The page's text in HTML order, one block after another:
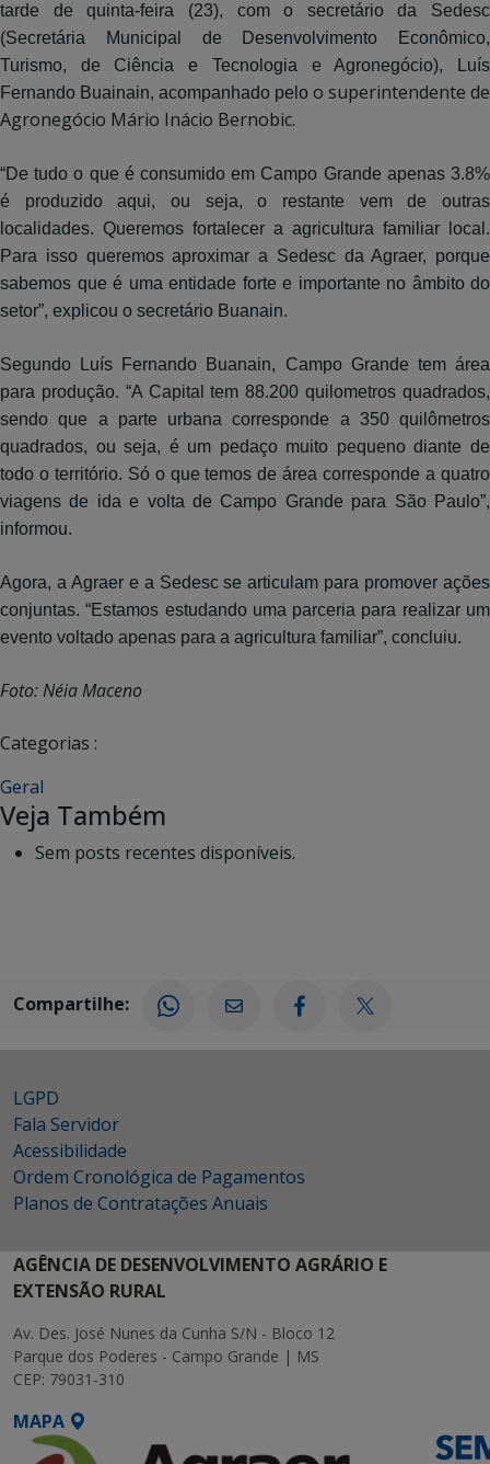
tarde de quinta-feira (23), com o secretário da Sedesc
(Secretária Municipal de Desenvolvimento Econômico,
Turismo, de Ciência e Tecnologia e Agronegócio), Luís
Fernando Buainain, acompanhado pelo o superintendente de
Agronegócio Mário Inácio Bernobic.
“De tudo o que é consumido em Campo Grande apenas 3.8%
é produzido aqui, ou seja, o restante vem de outras
localidades. Queremos fortalecer a agricultura familiar local.
Para isso queremos aproximar a Sedesc da Agraer, porque
sabemos que é uma entidade forte e importante no âmbito do
setor”, explicou o secretário Buanain.
Segundo Luís Fernando Buanain, Campo Grande tem área
para produção. “A Capital tem 88.200 quilometros quadrados,
sendo que a parte urbana corresponde a 350 quilômetros
quadrados, ou seja, é um pedaço muito pequeno diante de
todo o território. Só o que temos de área corresponde a quatro
viagens de ida e volta de Campo Grande para São Paulo”,
informou.
Agora, a Agraer e a Sedesc se articulam para promover ações
conjuntas. “Estamos estudando uma parceria para realizar um
evento voltado apenas para a agricultura familiar”, concluiu.
Foto: Néia Maceno
Categorias :
Geral
Veja Também
Sem posts recentes disponíveis.
Compartilhe:
LGPD
Fala Servidor
Acessibilidade
Ordem Cronológica de Pagamentos
Planos de Contratações Anuais
AGÊNCIA DE DESENVOLVIMENTO AGRÁRIO E
EXTENSÃO RURAL
Av. Des. José Nunes da Cunha S/N - Bloco 12
Parque dos Poderes - Campo Grande | MS
CEP: 79031-310
MAPA